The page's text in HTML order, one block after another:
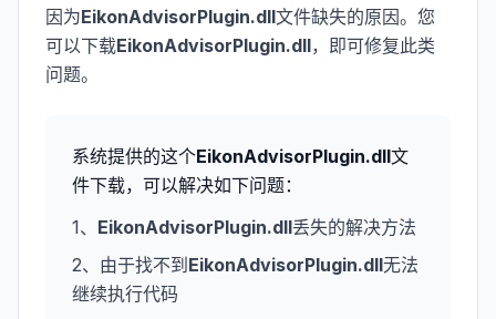
因为EikonAdvisorPlugin.dll文件缺失的原因。您
可以下载EikonAdvisorPlugin.dll，即可修复此类
问题。
系统提供的这个EikonAdvisorPlugin.dll文
件下载，可以解决如下问题：
1、 EikonAdvisorPlugin.dll丢失的解决方法
2、由于找不到 EikonAdvisorPlugin.dll无法
继续执行代码